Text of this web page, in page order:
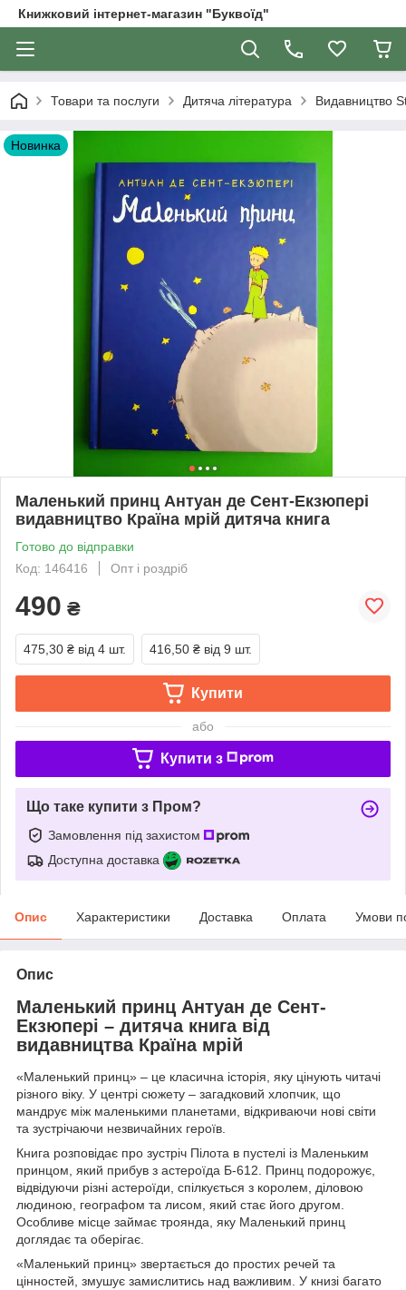
Книжковий інтернет-магазин "Буквоїд"
Товари та послуги Дитяча література Видавництво
Новинка
Маленький принц Антуан де Сент-Екзюпері
видавництво Країна мрій дитяча книга
Готово до відправки
Код: 146416
Опт і роздріб
490 ₴
475,30 ₴ від 4 шт. 416,50 ₴ від 9 шт.
Купити
або
Купити з
Що таке купити з Пром?
Замовлення під захистом
Доступна доставка
Опис Характеристики Доставка Оплата Умови
Опис
Маленький принц Антуан де Сент-
Екзюпері – дитяча книга від
видавництва Країна мрій
«Маленький принц» – це класична історія, яку цінують читачі
різного віку. У центрі сюжету – загадковий хлопчик, що
мандрує між маленькими планетами, відкриваючи нові світи
та зустрічаючи незвичайних героїв.
Книга розповідає про зустріч Пілота в пустелі із Маленьким
принцом, який прибув з астероїда Б-612. Принц подорожує,
відвідуючи різні астероїди, спілкується з королем, діловою
людиною, географом та лисом, який стає його другом.
Особливе місце займає троянда, яку Маленький принц
доглядає та оберігає.
«Маленький принц» звертається до простих речей та
цінностей, змушує замислитись над важливим. У книзі багато